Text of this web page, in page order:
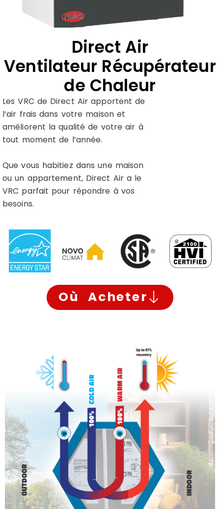
Direct Air
Ventilateur Récupérateur
de Chaleur
Les VRC de Direct Air apportent de
l’air frais dans votre maison et
améliorent la qualité de votre air à
tout moment de l’année.
Que vous habitiez dans une maison
ou un appartement, Direct Air a le
VRC parfait pour répondre à vos
besoins.
Où Acheter